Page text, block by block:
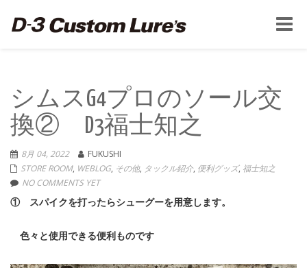
Toggle
シムスG4プロのソール交
換② D3福士知之
8月 04, 2022
FUKUSHI
STORE ROOM, WEBLOG, その他, タックル紹介, 便利グッズ, 福士知之
NO COMMENTS YET
① スパイクを打ったらシューグーを用意します。
色々と使用できる便利ものです